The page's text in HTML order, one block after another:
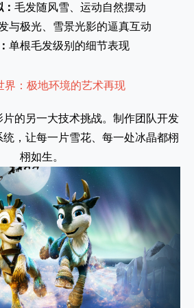
毛发随风雪、运动自然摆动
与极光、雪景光影的逼真互动
单根毛发级别的细节表现
界：极地环境的艺术再现
的另一大技术挑战。制作团队开发
，让每一片雪花、每一处冰晶都栩
栩如生。